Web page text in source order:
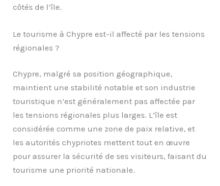
côtés de l’île.
Le tourisme à Chypre est-il affecté par les tensions
régionales ?
Chypre, malgré sa position géographique,
maintient une stabilité notable et son industrie
touristique n’est généralement pas affectée par
les tensions régionales plus larges. L’île est
considérée comme une zone de paix relative, et
les autorités chypriotes mettent tout en œuvre
pour assurer la sécurité de ses visiteurs, faisant du
tourisme une priorité nationale.